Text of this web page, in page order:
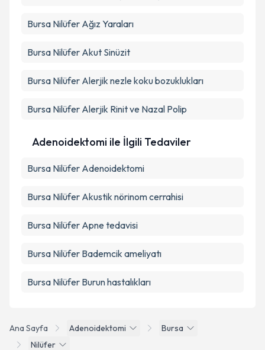
Ana Sayfa Adenoidektomi
Bursa
Nilüfer
Bursa Nilüfer Ağız Yaraları
Bursa Nilüfer Akut Sinüzit
Bursa Nilüfer Alerjik nezle koku bozuklukları
Bursa Nilüfer Alerjik Rinit ve Nazal Polip
Adenoidektomi ile İlgili Tedaviler
Bursa Nilüfer Adenoidektomi
Bursa Nilüfer Akustik nörinom cerrahisi
Bursa Nilüfer Apne tedavisi
Bursa Nilüfer Bademcik ameliyatı
Bursa Nilüfer Burun hastalıkları